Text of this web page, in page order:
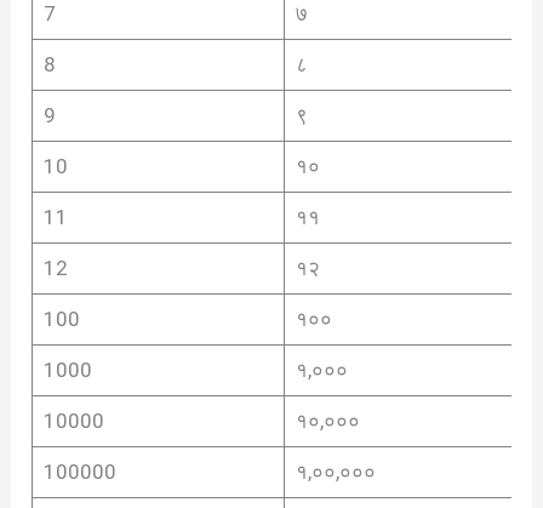
7 ७
8 ८
9 ९
10 १०
11 ११
12 १२
100 १००
1000 १,०००
10000 १०,०००
100000 १,००,०००